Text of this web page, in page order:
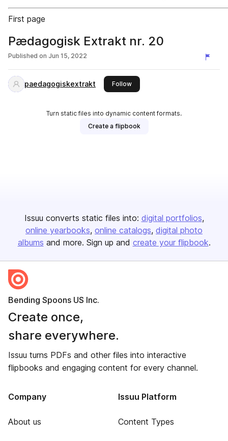
First page
Pædagogisk Extrakt nr. 20
Published on Jun 15, 2022
paedagogiskextrakt Followthis publisher
Turn static files into dynamic content formats.
Create a flipbook
Issuu converts static files into: digital portfolios
online yearbooks online catalogs digital photo
albums and more. Sign up and create your flipbook.
Bending Spoons US Inc.
Create once,
share everywhere.
Issuu turns PDFs and other files into interactive
flipbooks and engaging content for every channel.
Company
About us
Issuu Platform
Content Types